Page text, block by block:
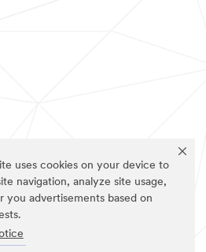
uses cookies on your device to
navigation, analyze site usage,
you advertisements based on